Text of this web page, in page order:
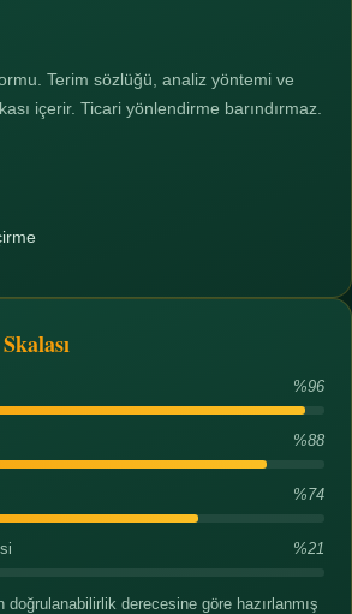
Terim sözlüğü, analiz yöntemi ve
içerir. Ticari yönlendirme barındırmaz.
%96
%88
%74
%21
derecesine göre hazırlanmış